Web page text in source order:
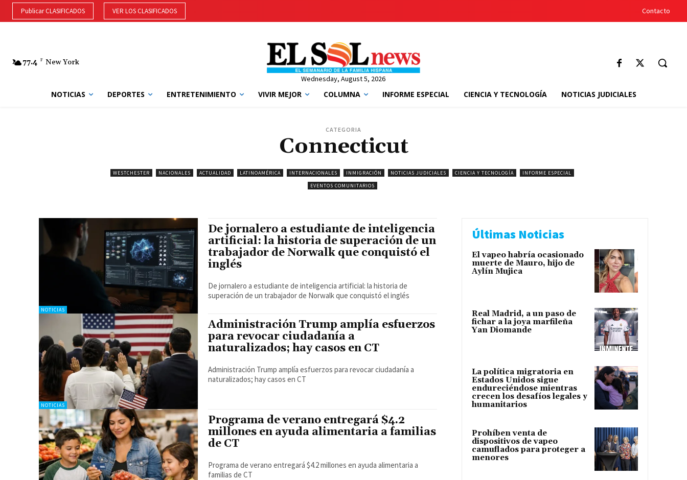
Publicar CLASIFICADOS VER LOS CLASIFICADOS Contacto
77.4 F New York
Wednesday, August 5, 2026
NOTICIAS DEPORTES ENTRETENIMIENTO VIVIR MEJOR COLUMNA INFORME ESPECIAL CIENCIA Y TECNOLOGÍA NOTICIAS JUDICIALES
CATEGORIA
Connecticut
WESTCHESTER NACIONALES ACTUALIDAD LATINOAMÉRICA INTERNACIONALES INMIGRACIÓN NOTICIAS JUDICIALES CIENCIA Y TECNOLOGÍA
INFORME ESPECIAL
EVENTOS COMUNITARIOS
NOTICIAS
De jornalero a estudiante de inteligencia
artificial: la historia de superación de un
trabajador de Norwalk que conquistó el
inglés
De jornalero a estudiante de inteligencia artificial: la historia de
superación de un trabajador de Norwalk que conquistó el inglés
NOTICIAS
Administración Trump amplía esfuerzos
para revocar ciudadanía a
naturalizados; hay casos en CT
Administración Trump amplía esfuerzos para revocar ciudadanía a
naturalizados; hay casos en CT
Programa de verano entregará $4.2
millones en ayuda alimentaria a familias
de CT
Programa de verano entregará $4.2 millones en ayuda alimentaria a
familias de CT
Últimas Noticias
El vapeo habría ocasionado
muerte de Mauro, hijo de
Aylín Mujica
Real Madrid, a un paso de
fichar a la joya marfileña
Yan Diomande
La política migratoria en
Estados Unidos sigue
endureciéndose mientras
crecen los desafíos legales y
humanitarios
Prohíben venta de
dispositivos de vapeo
camuflados para proteger a
menores